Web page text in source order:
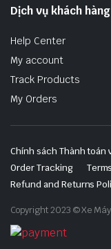
Dịch vụ khách hàng
Help Center
My account
Track Products
My Orders
Chính sách Thành
Order Tracking
Refund and Returns
Copyright 2023 © Xe